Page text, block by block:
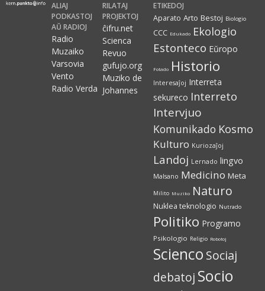
ALIAJ
PODKASTOJ
AŬ RADIOJ
Radio
Muzaiko
Varsovia
Vento
Radio Verda
RILATAJ
PROJEKTOJ
ĉifru.net
Scienca
Revuo
gufujo.org
Muziko de
Johannes
ETIKEDOJ
Aparato Arto Bestoj Biologio
CCC Edukado Ekologio
Estonteco Eŭropo
Fotado Historio
Interesaĵoj Interreta
sekureco Interreto
Intervjuo
Komunikado Kosmo
Kulturo Kuriozaĵoj
Landoj Lernado lingvo
Malsano Medicino Meta
Milito Muziko Naturo
Nuklea teknologio Nutrado
Politiko Programo
Psikologio Religio Robotoj
Scienco Sociaj
debatoj Socio